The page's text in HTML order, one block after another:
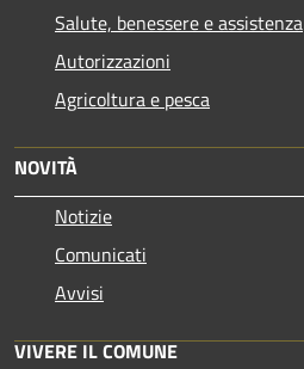
Salute, benessere e assistenza
Autorizzazioni
Agricoltura e pesca
NOVITÀ
Notizie
Comunicati
Avvisi
VIVERE IL COMUNE